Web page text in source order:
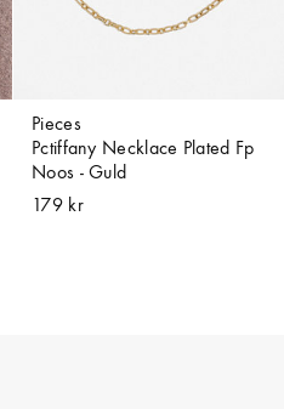
Pieces
Pctiffany Necklace Plated Fp
Noos - Guld
179 kr